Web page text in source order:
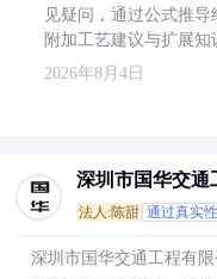
见疑问，通过公式推
附加工艺建议与扩展知
2026年8月4日
深圳市国华交通
法人:陈甜 通过真实
深圳市国华交通工程有